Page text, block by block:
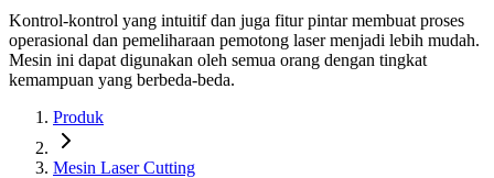
Kontrol-kontrol yang intuitif dan juga fitur pintar membuat proses
operasional dan pemeliharaan pemotong laser menjadi lebih mudah.
Mesin ini dapat digunakan oleh semua orang dengan tingkat
kemampuan yang berbeda-beda.
Produk
Mesin Laser Cutting